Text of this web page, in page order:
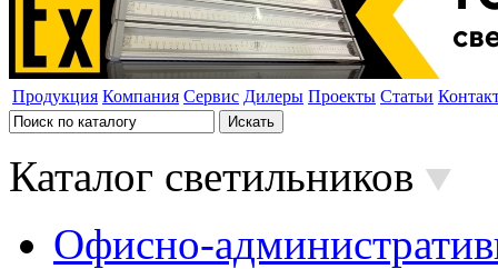
Продукция Компания Сервис Дилеры Проекты Статьи
Каталог светильников
Офисно-